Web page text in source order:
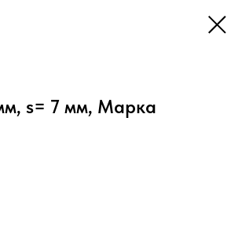
s= 7 мм, Марка